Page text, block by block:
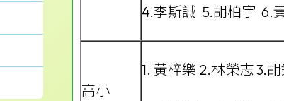
4.李斯誠 5.胡柏宇 6.
高小
1. 黃梓樂 2.林榮志 3.